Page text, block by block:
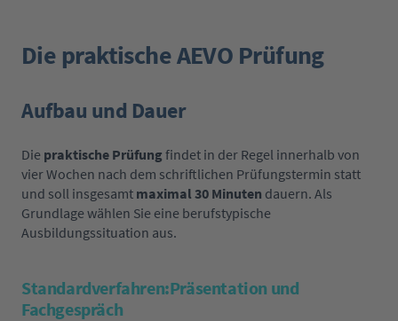
Die praktische AEVO Prüfung
Aufbau und Dauer
Die praktische Prüfung findet in der Regel innerhalb von
vier Wochen nach dem schriftlichen Prüfungstermin statt
und soll insgesamt maximal 30 Minuten dauern. Als
Grundlage wählen Sie eine berufstypische
Ausbildungssituation aus.
Standardverfahren:Präsentation und
Fachgespräch